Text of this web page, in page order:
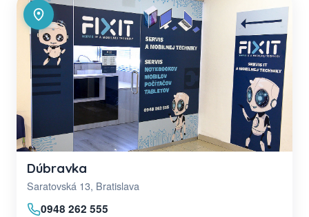
Dúbravka
Saratovská 13, Bratislava
0948 262 555